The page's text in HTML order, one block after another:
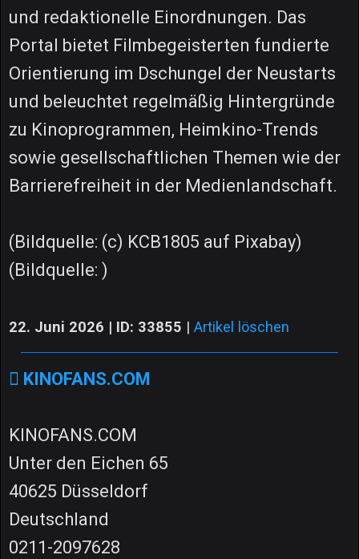
und redaktionelle Einordnungen. Das
Portal bietet Filmbegeisterten fundierte
Orientierung im Dschungel der Neustarts
und beleuchtet regelmäßig Hintergründe
zu Kinoprogrammen, Heimkino-Trends
sowie gesellschaftlichen Themen wie der
Barrierefreiheit in der Medienlandschaft.
(Bildquelle: (c) KCB1805 auf Pixabay)
(Bildquelle: )
22. Juni 2026 | ID: 33855 | Artikel löschen
KINOFANS.COM
KINOFANS.COM
Unter den Eichen 65
40625 Düsseldorf
Deutschland
0211-2097628